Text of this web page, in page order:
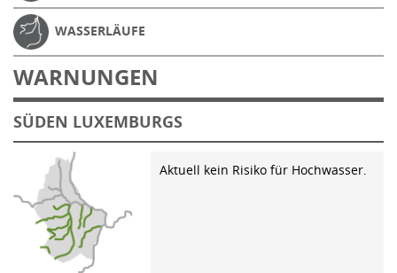
WASSERLÄUFE
WARNUNGEN
SÜDEN LUXEMBURGS
Aktuell kein Risiko für Hochwasser.